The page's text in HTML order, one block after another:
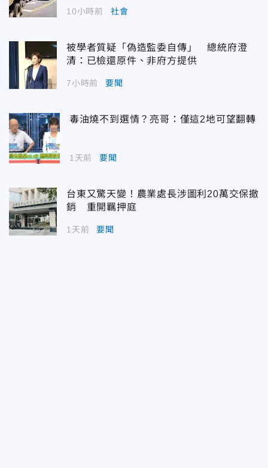
10小時前 社會
被學者質疑「偽造監委自傳」 總統府澄
清：已檢還原件、非府方提供
7小時前 要聞
毒油燒不到選情？亮哥：僅這2地可望翻轉
1天前 要聞
台東又驚天變！農業處長涉圖利20萬交保撤
銷 重開羈押庭
1天前 要聞